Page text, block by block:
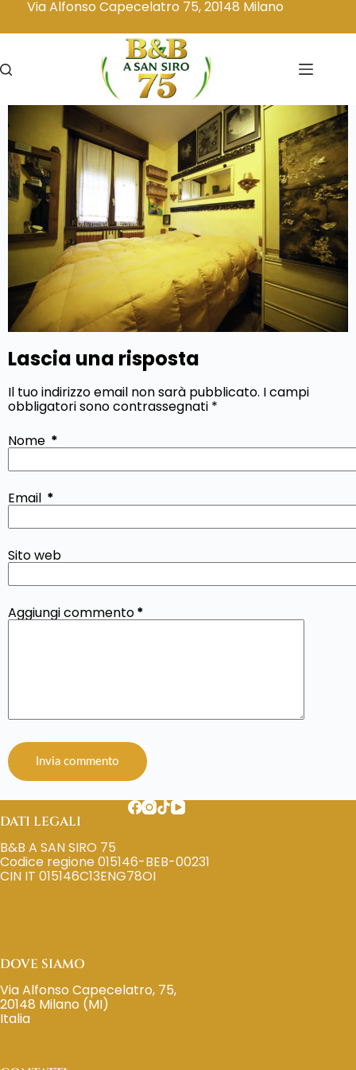
Via Alfonso Capecelatro 75, 20148 Milano
Lascia una risposta
Il tuo indirizzo email non sarà pubblicato. I campi
obbligatori sono contrassegnati *
Nome *
Email *
Sito web
Aggiungi commento*
Invia commento
DATI LEGALI
B&B A SAN SIRO 75
Codice regione 015146-BEB-00231
CIN IT 015146C13ENG78OI
DOVE SIAMO
Via Alfonso Capecelatro, 75,
20148 Milano (MI)
Italia